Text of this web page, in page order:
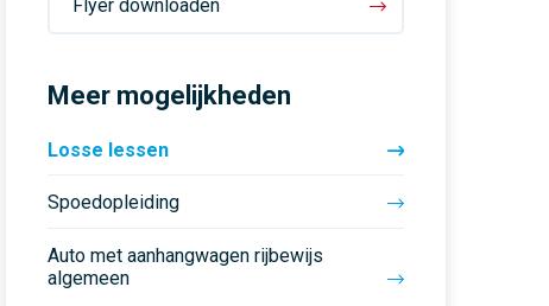
Flyer downloaden
Meer mogelijkheden
Losse lessen
Spoedopleiding
Auto met aanhangwagen rijbewijs
algemeen